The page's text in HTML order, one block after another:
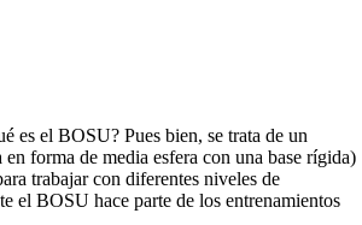
es el BOSU? Pues bien, se trata de un
forma de media esfera con una base rígida)
trabajar con diferentes niveles de
el BOSU hace parte de los entrenamientos